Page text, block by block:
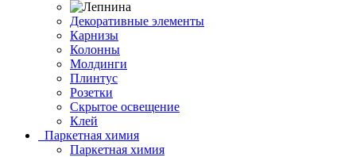
Декоративные элементы
Карнизы
Колонны
Молдинги
Плинтус
Розетки
Скрытое освещение
Клей
Паркетная химия
Паркетная химия